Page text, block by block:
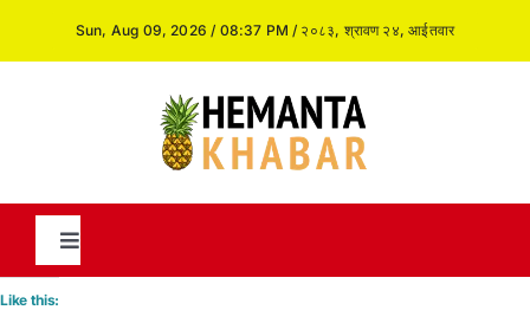
Sun, Aug 09, 2026 / 08:37 PM / २०८३, श्रावण २४, आईतवार
Toggle
Navigation
Like this: